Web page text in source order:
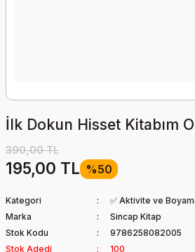
İlk Dokun Hisset Kitabım
390,00 TL
195,00 TL %50
Kategori
✅ Aktivite ve
Marka
Sincap Kitap
Stok Kodu
9786258082005
Stok Adedi
100